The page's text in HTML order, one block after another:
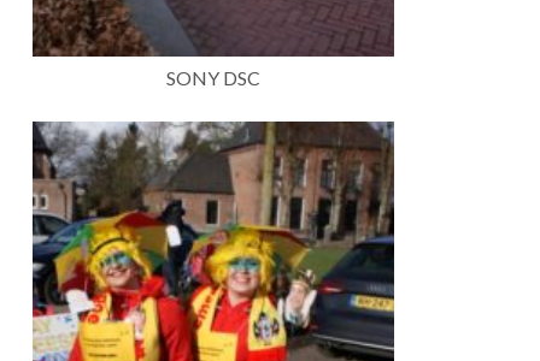
SONY DSC